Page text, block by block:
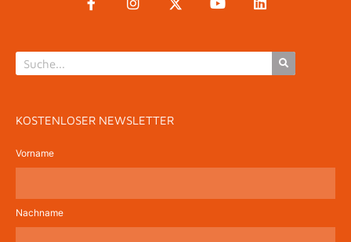
KOSTENLOSER NEWSLETTER
Vorname
Nachname